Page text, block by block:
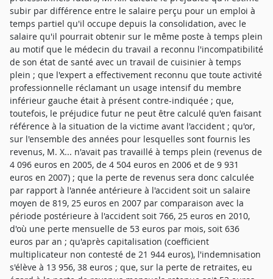
subir par différence entre le salaire perçu pour un emploi à
temps partiel qu'il occupe depuis la consolidation, avec le
salaire qu'il pourrait obtenir sur le même poste à temps plein
au motif que le médecin du travail a reconnu l'incompatibilité
de son état de santé avec un travail de cuisinier à temps
plein ; que l'expert a effectivement reconnu que toute activité
professionnelle réclamant un usage intensif du membre
inférieur gauche était à présent contre-indiquée ; que,
toutefois, le préjudice futur ne peut être calculé qu'en faisant
référence à la situation de la victime avant l'accident ; qu'or,
sur l'ensemble des années pour lesquelles sont fournis les
revenus, M. X... n'avait pas travaillé à temps plein (revenus de
4 096 euros en 2005, de 4 504 euros en 2006 et de 9 931
euros en 2007) ; que la perte de revenus sera donc calculée
par rapport à l'année antérieure à l'accident soit un salaire
moyen de 819, 25 euros en 2007 par comparaison avec la
période postérieure à l'accident soit 766, 25 euros en 2010,
d'où une perte mensuelle de 53 euros par mois, soit 636
euros par an ; qu'après capitalisation (coefficient
multiplicateur non contesté de 21 944 euros), l'indemnisation
s'élève à 13 956, 38 euros ; que, sur la perte de retraites, eu